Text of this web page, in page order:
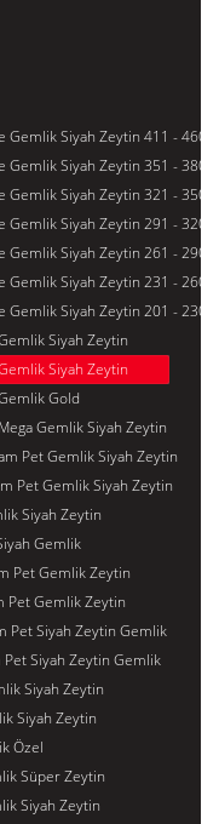
Gemlik Siyah Zeytin 411 - 460
Gemlik Siyah Zeytin 351 - 380
Gemlik Siyah Zeytin 321 - 350
Gemlik Siyah Zeytin 291 - 320
Gemlik Siyah Zeytin 261 - 290
Gemlik Siyah Zeytin 231 - 260
Gemlik Siyah Zeytin 201 - 230
Siyah Zeytin
Siyah Zeytin
Gold
Gemlik Siyah Zeytin
Pet Gemlik Siyah Zeytin
Pet Gemlik Siyah Zeytin
Siyah Zeytin
Gemlik
Pet Gemlik Zeytin
Pet Gemlik Zeytin
Pet Siyah Zeytin Gemlik
Siyah Zeytin Gemlik
Siyah Zeytin
Siyah Zeytin
Özel
Süper Zeytin
Siyah Zeytin